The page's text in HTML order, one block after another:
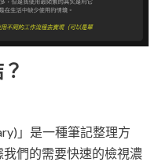
」是一種筆記整理方
們的需要快速的檢視濃